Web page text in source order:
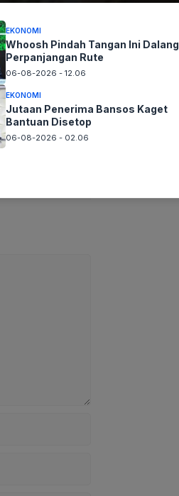
EKONOMI
Whoosh Pindah Tangan Ini Dalang
Perpanjangan Rute
06-08-2026 - 12.06
EKONOMI
Jutaan Penerima Bansos Kaget
Bantuan Disetop
06-08-2026 - 02.06